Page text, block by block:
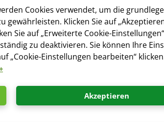
Bucht) und zweite ist am
Cookies verwendet, um die
Klicken Sie auf
Sie auf „Erweiterte Cookie-
zu deaktivieren. Sie können Ihre
„Cookie-Einstellungen bearbeiten“
Akzeptieren